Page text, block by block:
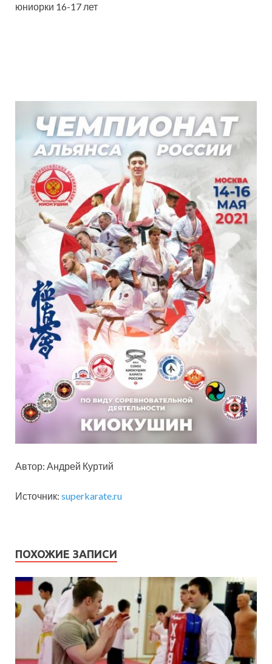
юниорки 16-17 лет
Автор: Андрей Куртий
Источник: superkarate.ru
ПОХОЖИЕ ЗАПИСИ